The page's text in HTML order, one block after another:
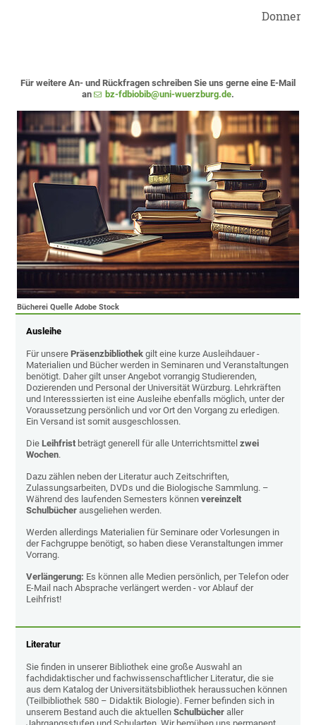
Für weitere An- und Rückfragen schreiben Sie uns gerne eine E-Mail
an
bz-fdbiobib@uni-wuerzburg.de.
Bücherei Quelle Adobe Stock
Ausleihe
Für unserePräsenzbibliothekgilt eine kurze Ausleihdauer -
Materialien und Bücher werden in Seminaren und Veranstaltungen
benötigt. Daher gilt unser Angebot vorrangig Studierenden,
Dozierenden und Personal der Universität Würzburg. Lehrkräften
und Interesssierten ist eine Ausleihe ebenfalls möglich, unter der
Voraussetzung persönlich und vor Ort den Vorgang zu erledigen.
Ein Versand ist somit ausgeschlossen.
DieLeihfrist beträgt generell für alle Unterrichtsmittelzwei
Wochen.
Dazu zählen neben der Literatur auch Zeitschriften,
Zulassungsarbeiten, DVDs und die Biologische Sammlung. –
Während des laufenden Semesters könnenvereinzelt
Schulbücher ausgeliehen werden.
Werden allerdings Materialien für Seminare oder Vorlesungen in
der Fachgruppe benötigt, so haben diese Veranstaltungen immer
Vorrang.
Verlängerung: Es können alle Medien persönlich, per Telefon oder
E-Mail nach Absprache verlängert werden - vor Ablauf der
Leihfrist!
Literatur
Sie finden in unserer Bibliothek eine große Auswahl an
fachdidaktischer und fachwissenschaftlicher Literatur,die sie
aus dem Katalog der Universitätsbibliothek heraussuchen können
(Teilbibliothek 580 – Didaktik Biologie). Ferner befinden sich in
unserem Bestand auch die aktuellenSchulbücher aller